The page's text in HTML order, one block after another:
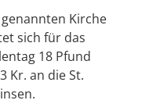
Kirche
sich für das
18 Pfund
Kr. an die St.